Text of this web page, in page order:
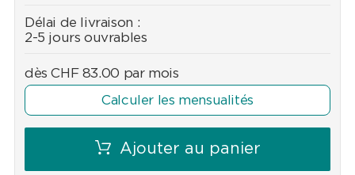
Délai de livraison :
2-5 jours ouvrables
dèsCHF 83.00 par mois
Calculer les mensualités
Ajouter au panier